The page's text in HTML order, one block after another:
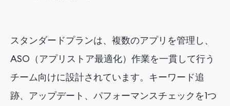
スタンダードプランは、複数のアプリを管理し、
ASO（アプリストア最適化）作業を一貫して行う
チーム向けに設計されています。キーワード追
跡、アップデート、パフォーマンスチェックを1つ